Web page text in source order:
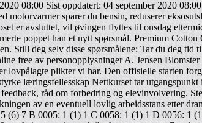
08:00 Sist oppdatert: 04 september 2020
sparer du bensin, reduserer
er avsluttet, vil øvingen flyttes til onsdag
poppet han et nytt spørsmål. Premium
Still deg selv disse spørsmålene: Tar du deg
free av personopplysninger A. Jensen
lovpålagte plikter vi har. Den offisielle starten
læringsfellesskap Nettkurset tar
råd om forbedring og elevinvolvering.
av en eventuell lovlig arbeidsstans etter
(6) 7 B 0005: 1 (1) 1 C 0058: 1 (1) 1 D 0056: 1